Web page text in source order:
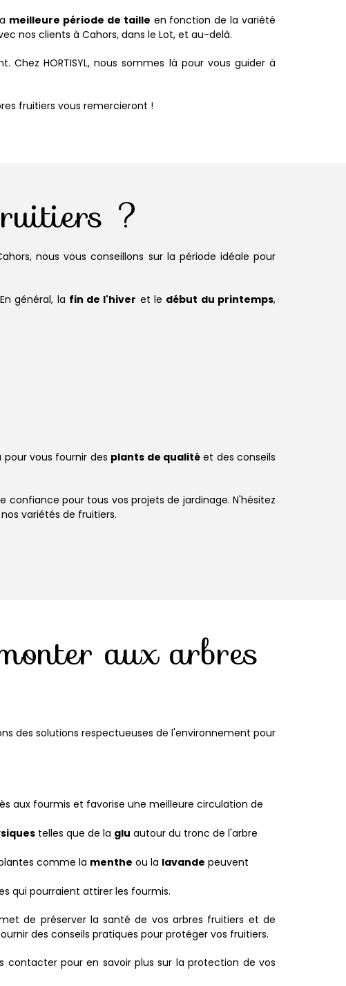
meilleure période de taille en fonction de la variété
nos clients à Cahors, dans le Lot, et au-delà.
HORTISYL, nous sommes là pour vous guider à
fruitiers vous remercieront !
?
nous vous conseillons sur la période idéale pour
général, la fin de l'hiver et le début du printemps,
pour vous fournir des plants de qualitéet des conseils
confiance pour tous vos projets de jardinage. N'hésitez
variétés de fruitiers.
aux arbres
des solutions respectueuses de l'environnement pour
aux fourmis et favorise une meilleure circulation de
telles que de la glu autour du tronc de l'arbre
comme la menthe ou la lavande peuvent
qui pourraient attirer les fourmis.
de préserver la santé de vos arbres fruitiers et de
des conseils pratiques pour protéger vos fruitiers.
contacter pour en savoir plus sur la protection de vos